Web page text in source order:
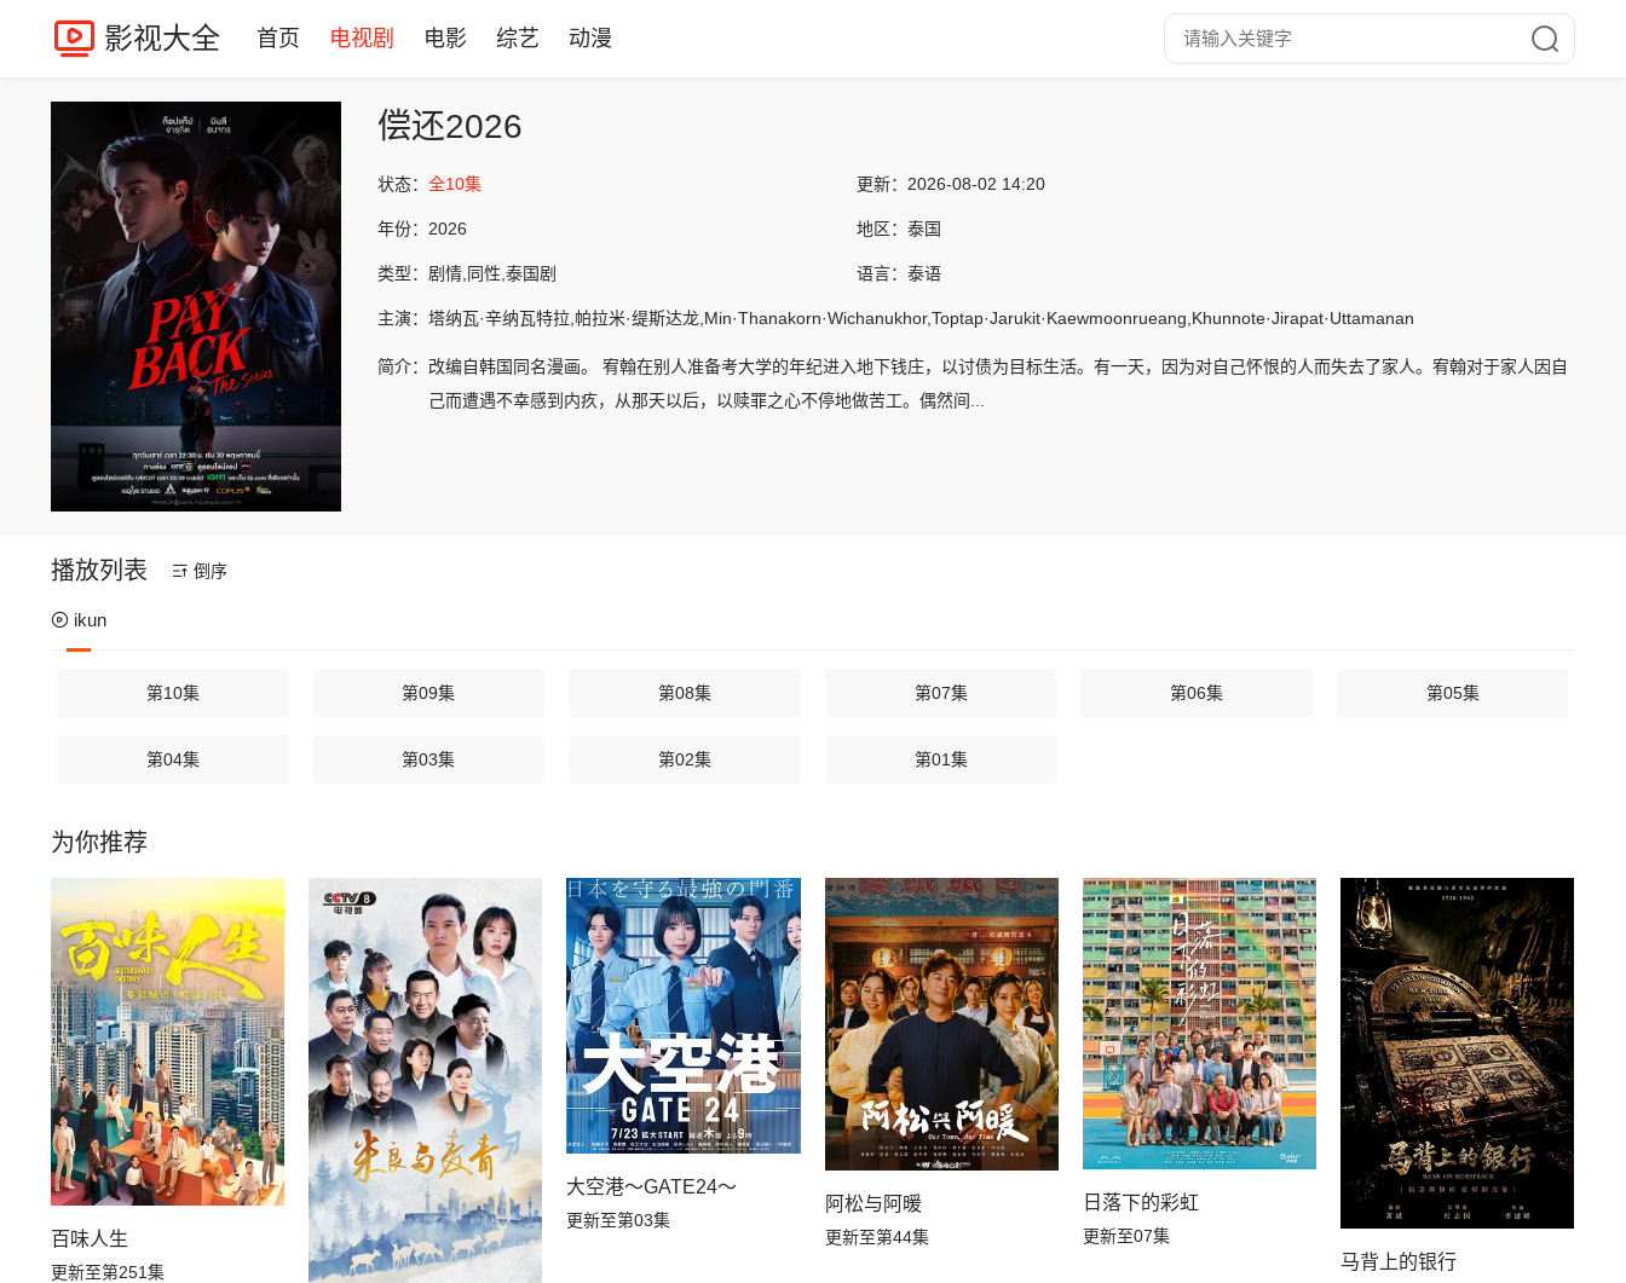
影视大全 首页 电视剧 电影 综艺 动漫
偿还2026
状态： 全10集 更新： 2026-08-02 14:20
年份： 2026 地区： 泰国
类型： 剧情,同性,泰国剧 语言： 泰语
主演： 塔纳瓦·辛纳瓦特拉,帕拉米·缇斯达龙,Min·Thanakorn·Wichanukhor,Toptap·Jarukit·Kaewmoonrueang,Khunnote·Jirapat·Uttamanan
简介： 改编自韩国同名漫画。 宥翰在别人准备考大学的年纪进入地下钱庄，以讨债为目标生活。有一天，因为对自己怀恨的人而失去了家人。宥翰对于家人因自
己而遭遇不幸感到内疚，从那天以后，以赎罪之心不停地做苦工。偶然间...
播放列表 倒序
ikun
第10集 第09集 第08集 第07集 第06集 第05集
第04集 第03集 第02集 第01集
为你推荐
百味人生
更新至第251集
大空港～GATE24～
更新至第03集
阿松与阿暖
更新至第44集
日落下的彩虹
更新至07集
马背上的银行